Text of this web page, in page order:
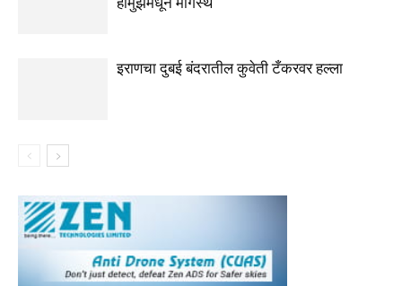
इराणचा दुबई बंदरातील कुवेती टँकरवर हल्ला